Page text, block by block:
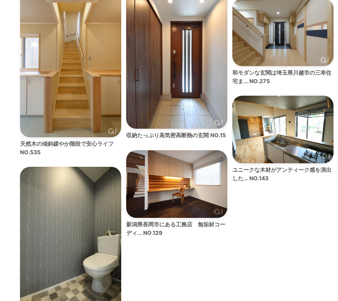
収納たっぷり高気密高断熱の玄関 NO.15
天然木の傾斜緩やか階段で安心ライフ
NO.535
和モダンな玄関は埼玉県川越市の三幸住
宅ま... NO.275
ユニークな木材がアンティーク感を演出
した... NO.143
新潟県長岡市にある工務店 無垢材コー
ディ... NO.129